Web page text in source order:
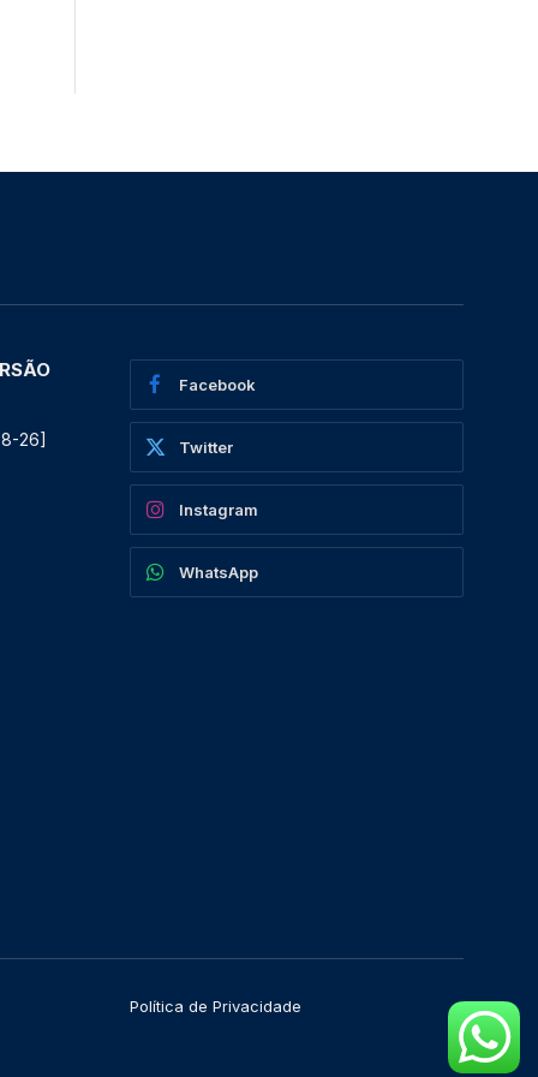
26]
Facebook
Twitter
Instagram
WhatsApp
Política de Privacidade